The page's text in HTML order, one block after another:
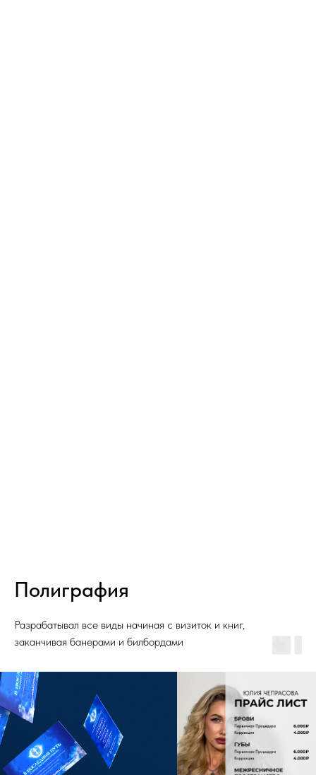
Полиграфия
Разрабатывал все виды начиная с визиток и книг,
заканчивая банерами и билбордами